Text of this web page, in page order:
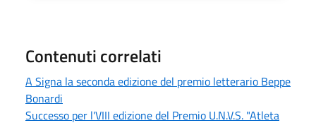
Contenuti correlati
A Signa la seconda edizione del premio letterario Beppe
Bonardi
Successo per l'VIII edizione del Premio U.N.V.S. "Atleta